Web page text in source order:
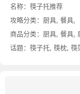
名称： 筷子托推荐
攻略分类： 厨具, 餐具,
商品分类： 厨具, 餐具,
话题： 筷子托, 筷枕, 筷